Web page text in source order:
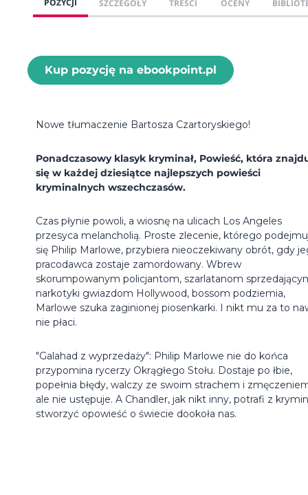
SZCZEGÓŁY
TREŚCI
OCENY
Kup pozycję na ebookpoint.pl
Nowe tłumaczenie Bartosza Czartoryskiego!
Ponadczasowy klasyk kryminał, Powieść, która
się w każdej dziesiątce najlepszych powieści
kryminalnych wszechczasów.
Czas płynie powoli, a wiosnę na ulicach Los Angeles
przesyca melancholią. Proste zlecenie, którego
się Philip Marlowe, przybiera nieoczekiwany obrót, gdy
pracodawca zostaje zamordowany. Wbrew
skorumpowanym policjantom, szarlatanom
narkotyki gwiazdom Hollywood, bossom podziemia,
Marlowe szuka zaginionej piosenkarki. I nikt mu za to
nie płaci.
"Galahad z wyprzedaży": Philip Marlowe nie do końca
przypomina rycerzy Okrągłego Stołu. Dostaje po łbie,
popełnia błędy, walczy ze swoim strachem i
ale nie ustępuje. A Chandler, jak nikt inny, potrafi z
stworzyć opowieść o świecie dookoła nas.